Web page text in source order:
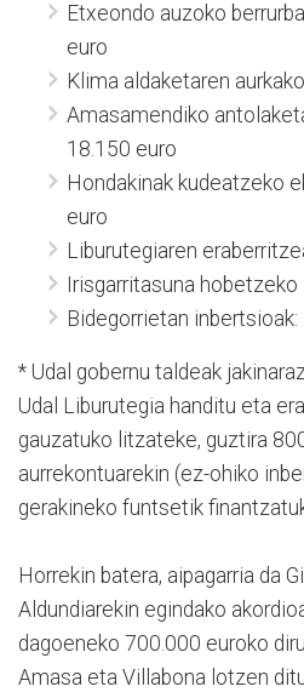
Etxeondo auzoko
euro
Klima aldaketaren
Amasamendiko
18.150 euro
Hondakinak kudeatzeko
euro
Liburutegiaren
Irisgarritasuna
Bidegorrietan
* Udal gobernu taldeak
Udal Liburutegia handitu eta
gauzatuko litzateke, guztira
aurrekontuarekin (ez-ohiko
gerakineko funtsetik
Horrekin batera, aipagarria da
Aldundiarekin egindako
dagoeneko 700.000 euroko
Amasa eta Villabona lotzen